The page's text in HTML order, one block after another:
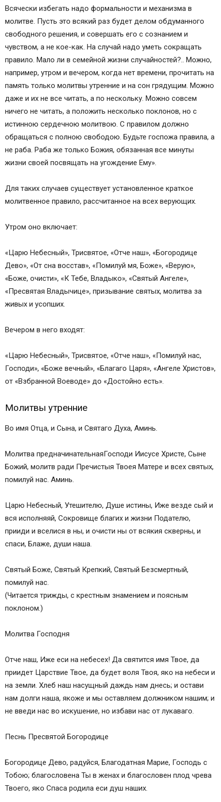
Всячески избегать надо формальности и механизма в
молитве. Пусть это всякий раз будет делом обдуманного
свободного решения, и совершать его с сознанием и
чувством, а не кое-как. На случай надо уметь сокращать
правило. Мало ли в семейной жизни случайностей?.. Можно,
например, утром и вечером, когда нет времени, прочитать на
память только молитвы утренние и на сон грядущим. Можно
даже и их не все читать, а по нескольку. Можно совсем
ничего не читать, а положить несколько поклонов, но с
истинною сердечною молитвою. С правилом должно
обращаться с полною свободою. Будьте госпожа правила, а
не раба. Раба же только Божия, обязанная все минуты
жизни своей посвящать на угождение Ему».
Для таких случаев существует установленное краткое
молитвенное правило, рассчитанное на всех верующих.
Утром оно включает:
«Царю Небесный», Трисвятое, «Отче наш», «Богородице
Дево», «От сна восстав», «Помилуй мя, Боже», «Верую»,
«Боже, очисти», «К Тебе, Владыко», «Святый Ангеле»,
«Пресвятая Владычице», призывание святых, молитва за
живых и усопших.
Вечером в него входят:
«Царю Небесный», Трисвятое, «Отче наш», «Помилуй нас,
Господи», «Боже вечный», «Благаго Царя», «Ангеле Христов»,
от «Взбранной Воеводе» до «Достойно есть».
Молитвы утренние
Во имя Отца, и Сына, и Святаго Духа, Аминь.
Молитва предначинательнаяГосподи Иисусе Христе, Сыне
Божий, молитв ради Пречистыя Твоея Матере и всех святых,
помилуй нас. Аминь.
Царю Небесный, Утешителю, Душе истины, Иже везде сый и
вся исполняяй, Сокровище благих и жизни Подателю,
прииди и вселися в ны, и очисти ны от всякия скверны, и
спаси, Блаже, души наша.
Святый Боже, Святый Крепкий, Святый Безсмертный,
помилуй нас.
(Читается трижды, с крестным знамением и поясным
поклоном.)
Молитва Господня
Отче наш, Иже еси на небесех! Да святится имя Твое, да
приидет Царствие Твое, да будет воля Твоя, яко на небеси и
на земли. Хлеб наш насущный даждь нам днесь; и остави
нам долги наша, якоже и мы оставляем должником нашим; и
не введи нас во искушение, но избави нас от лукаваго.
Песнь Пресвятой Богородице
Богородице Дево, радуйся, Благодатная Марие, Господь с
Тобою; благословена Ты в женах и благословен плод чрева
Твоего, яко Спаса родила еси душ наших.